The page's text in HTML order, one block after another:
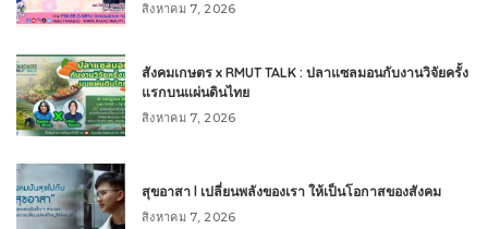
สิงหาคม 7, 2026
สังคมเกษตร x RMUT TALK : ปลาแซลมอนกับงานวิจัยครั้ง
แรกบนแผ่นดินไทย
สิงหาคม 7, 2026
สุขอาสา l เปลี่ยนพลังของเรา ให้เป็นโอกาสของสังคม
สิงหาคม 7, 2026